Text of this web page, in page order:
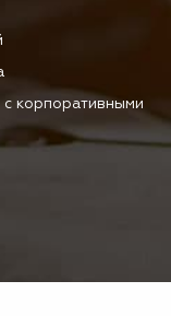
корпоративными